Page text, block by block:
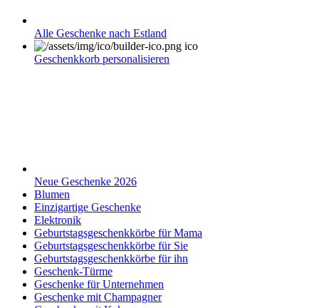
Alle Geschenke nach Estland
Geschenkkorb personalisieren
Neue Geschenke 2026
Blumen
Einzigartige Geschenke
Elektronik
Geburtstagsgeschenkkörbe für Mama
Geburtstagsgeschenkkörbe für Sie
Geburtstagsgeschenkkörbe für ihn
Geschenk-Türme
Geschenke für Unternehmen
Geschenke mit Champagner